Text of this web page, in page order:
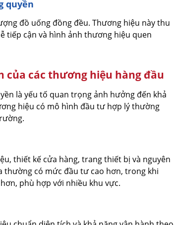
quyền
đồ uống đồng đều. Thương hiệu này thu
tiếp cận và hình ảnh thương hiệu quen
của các thương hiệu hàng đầu
là yếu tố quan trọng ảnh hưởng đến khả
hiệu có mô hình đầu tư hợp lý thường
thiết kế cửa hàng, trang thiết bị và nguyên
thường có mức đầu tư cao hơn, trong khi
phù hợp với nhiều khu vực.